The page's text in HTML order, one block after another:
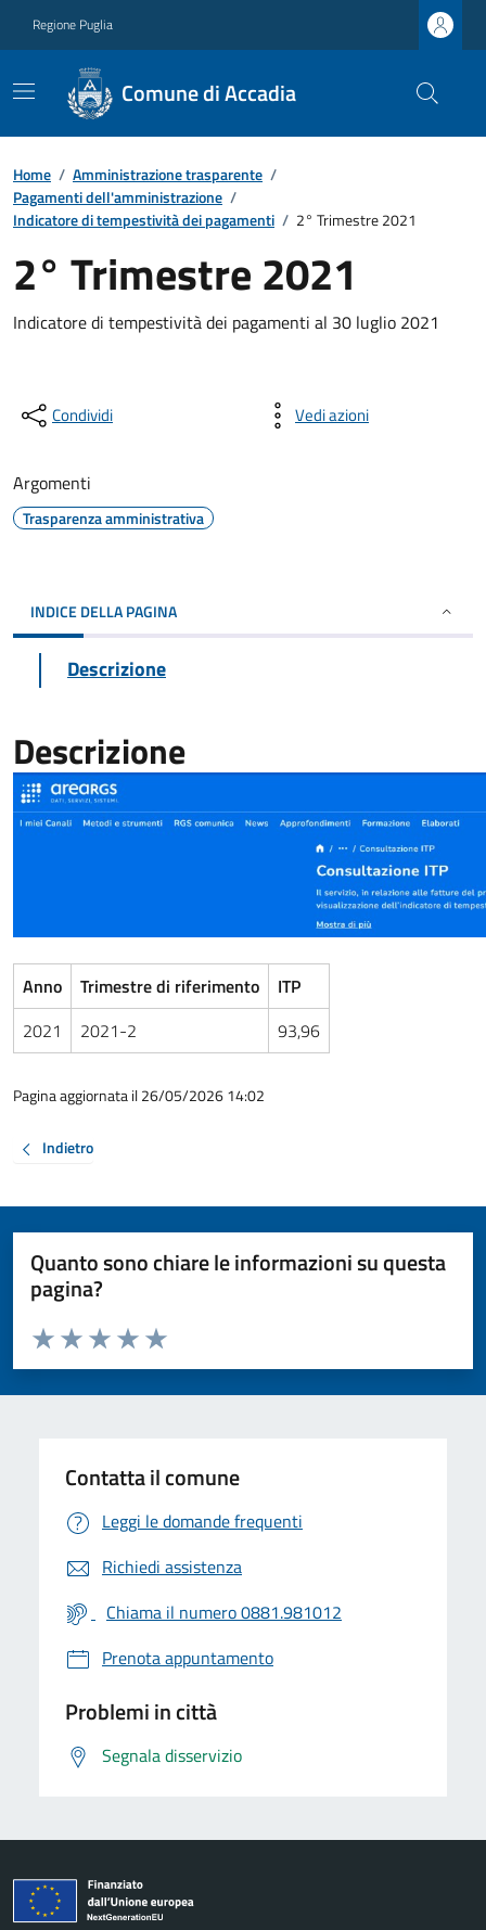
Regione Puglia
Comune di Accadia
Home / Amministrazione trasparente /
Pagamenti dell'amministrazione /
Indicatore di tempestività dei pagamenti / 2° Trimestre 2021
2° Trimestre 2021
Indicatore di tempestività dei pagamenti al 30 luglio 2021
Condividi Vedi azioni
Argomenti
Trasparenza amministrativa
INDICE DELLA PAGINA
Descrizione
Descrizione
Anno Trimestre di riferimento
ITP
2021
2021-2 93,96
Pagina aggiornata il 26/05/2026 14:02
Indietro
Quanto sono chiare le informazioni su questa
pagina?
Valuta da 1 a 5 stelle la pagina
Valuta 5 stelle su 5
Valuta 4 stelle su 5
Valuta 3 stelle su 5
Valuta 2 stelle su 5
Valuta 1 stelle su 5
Contatta il comune
Leggi le domande frequenti
Richiedi assistenza
Chiama il numero 0881.981012
Prenota appuntamento
Problemi in città
Segnala disservizio